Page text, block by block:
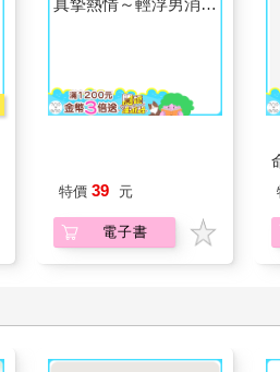
Readmoo
員帶著熱烈眼神擁抱我
特價 39 元
電子書